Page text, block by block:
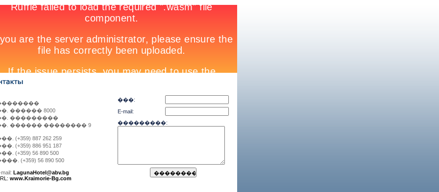
������ 8000
���������
������ �������� 9
(+359) 887 262 259
(+359) 886 951 187
(+359) 56 890 500
(+359) 56 890 500
LagunaHotel@abv.bg
www.Kraimorie-Bg.com
���:
E-mail:
���������: